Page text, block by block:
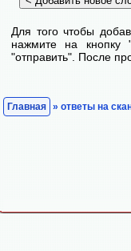
Для того чтобы
нажмите на кнопку
"отправить". После
Главная » ответы на